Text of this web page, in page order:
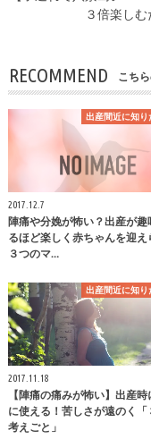
３倍楽し
RECOMMEND こち
出産間近に知り
2017.12.7
陣痛や分娩が怖い？出産が趣
るほど楽しく赤ちゃんを迎え
３つのマ…
出産間近に知り
2017.11.18
【陣痛の痛みが怖い】出産時
に使える！苦しさが遠のく「
考えごと」